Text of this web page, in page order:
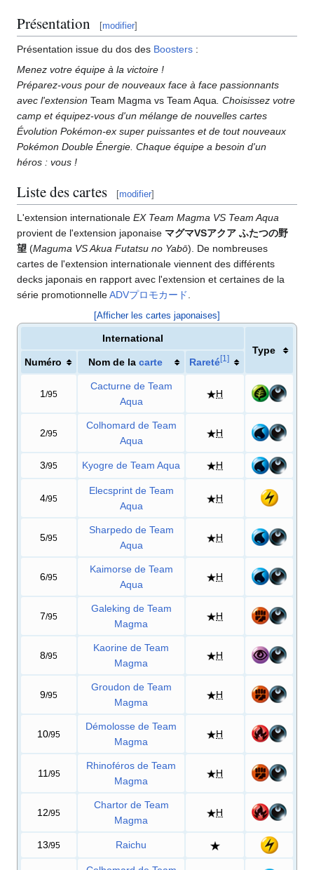
Présentation [modifier]
Présentation issue du dos des Boosters :
Menez votre équipe à la victoire !
Préparez-vous pour de nouveaux face à face passionnants
avec l'extension Team Magma vs Team Aqua . Choisissez votre
camp et équipez-vous d'un mélange de nouvelles cartes
Évolution Pokémon-ex super puissantes et de tout nouveaux
Pokémon Double Énergie. Chaque équipe a besoin d'un
héros : vous !
Liste des cartes [modifier]
L'extension internationale EX Team Magma VS Team Aqua
provient de l'extension japonaise マグマVSアクア ふたつの野
望 (Maguma VS Akua Futatsu no Yabō). De nombreuses
cartes de l'extension internationale viennent des différents
decks japonais en rapport avec l'extension et certaines de la
série promotionnelleADVプロモカード
[Afficher les cartes japonaises]
International
Type
Numéro
Nom de la carte Rareté[1 ]
1 /95
Cacturne de Team
Aqua
H
2/95
Colhomard de Team
Aqua
H
3/95 Kyogre de Team Aqua H
4/95
Elecsprint de Team
Aqua
H
5/95
Sharpedo de Team
Aqua
H
6/95
Kaimorse de Team
Aqua
H
7/95
Galeking de Team
Magma
H
8/95
Kaorine de Team
Magma
H
9/95
Groudon de Team
Magma
H
10/95
Démolosse de Team
Magma
H
11 /95
Rhinoféros de Team
Magma
H
12/95
Chartor de Team
Magma
H
13/95 Raichu